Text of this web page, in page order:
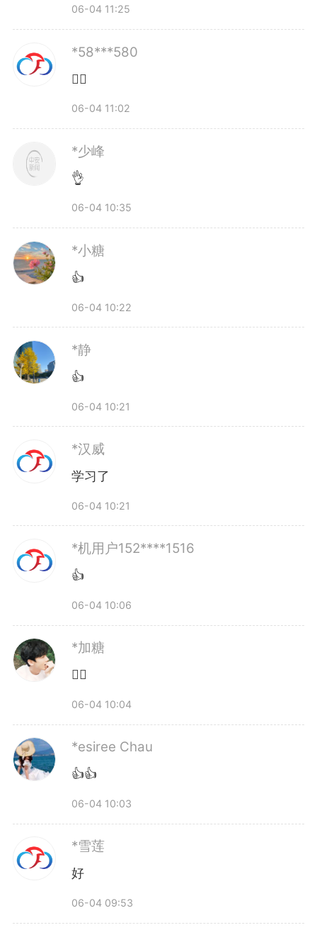
06-04 11:25
*58***580
👍🏻
06-04 11:02
*少峰
👌
06-04 10:35
*小糖
👍
06-04 10:22
*静
👍
06-04 10:21
*汉威
学习了
06-04 10:21
*机用户152****1516
👍
06-04 10:06
*加糖
👍🏻
06-04 10:04
*esiree Chau
👍👍
06-04 10:03
*雪莲
好
06-04 09:53